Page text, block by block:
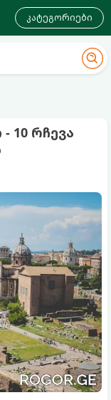
კატეგორიები
10 რჩევა